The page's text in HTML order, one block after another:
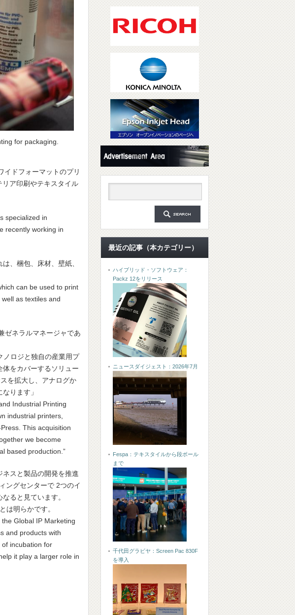
for packaging.
イドフォーマットのプリ
ア印刷やテキスタイル
specialized in
recently working in
、梱包、床材、壁紙、
can be used to print
as textiles and
ゼネラルマネージャであ
ノロジと独自の産業用プ
をカバーするソリュー
を拡大し、アナログか
ります」
Industrial Printing
industrial printers,
This acquisition
we become
based production.”
スと製品の開発を推進
ングセンターで 2つのイ
ると見ています。
は明らかです。
Global IP Marketing
and products with
of incubation for
it play a larger role in
最近の記事（本カテゴリー）
ハイブリッド・ソフトウェア：
Packz 12をリリース
ニュースダイジェスト：2026年7月
Fespa：テキスタイルから段ボール
まで
千代田グラビヤ：Screen Pac 830F
を導入